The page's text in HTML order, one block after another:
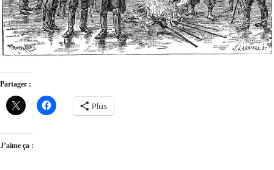
Partager :
Plus
J’aime ça :